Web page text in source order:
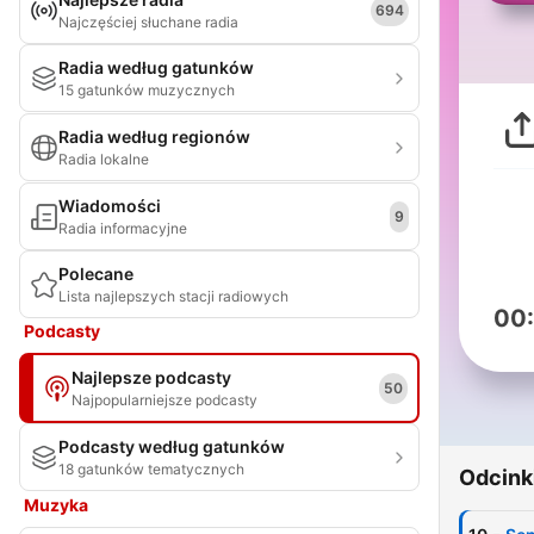
Najczęściej słuchane radia
694
Radia według gatunków
15 gatunków muzycznych
Radia według regionów
Radia lokalne
Wiadomości
Radia informacyjne
9
Polecane
Lista najlepszych stacji radiowych
Podcasty
Najlepsze podcasty
Najpopularniejsze podcasty
50
Podcasty według gatunków
18 gatunków tematycznych
Muzyka